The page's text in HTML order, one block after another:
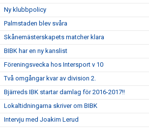
Ny klubbpolicy
Palmstaden blev svåra
Skånemästerskapets matcher klara
BIBK har en ny kanslist
Föreningsvecka hos Intersport v 10
Två omgångar kvar av division 2.
Bjärreds IBK startar damlag för 2016-2017!!
Lokaltidningarna skriver om BIBK
Intervju med Joakim Lerud